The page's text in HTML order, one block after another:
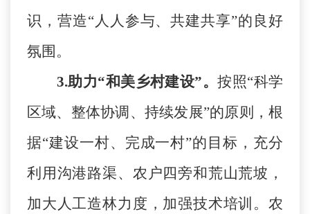
识，营造“人人参与、共建共享”的良好
氛围。
3.助力“和美乡村建设”。按照“科学
区域、整体协调、持续发展”的原则，根
据“建设一村、完成一村”的目标， 充分
利用沟港路渠、农户四旁和荒山荒坡，
加大人工造林力度， 加强技术培训。农